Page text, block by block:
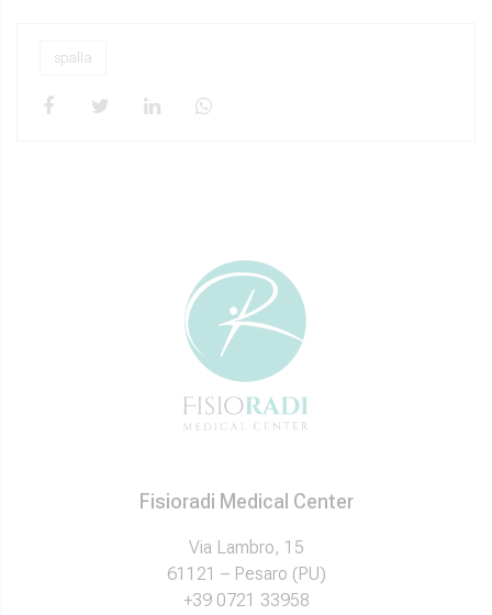
spalla
Fisioradi Medical Center
Via Lambro, 15
61121 – Pesaro (PU)
+39 0721 33958